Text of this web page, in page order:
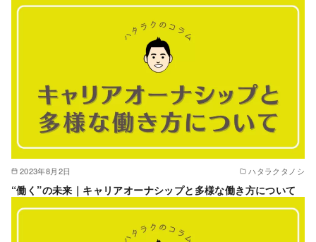
2023年8月2日 ハタラクタノシ
“働く”の未来｜キャリアオーナシップと多様な働き方について